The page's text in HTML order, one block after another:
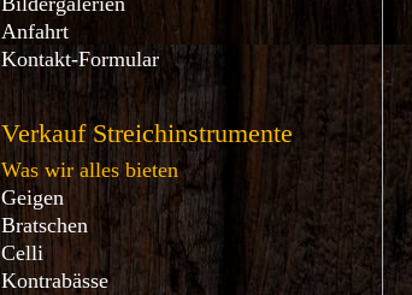
Anfahrt
Kontakt-Formular
Verkauf Streichinstrumente
Was wir alles bieten
Geigen
Bratschen
Celli
Kontrabässe